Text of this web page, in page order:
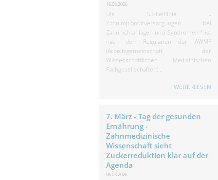
16.03.2026
Die S3-Leitlinie „
Zahnimplantatversorgungen bei
Zahnnichtanlagen und Syndromen “ ist
nach den Regularien der AWMF
(Arbeitsgemeinschaft der
Wissenschaftlichen Medizinischen
Fachgesellschaften)...
WEITERLESEN
7. März - Tag der gesunden
Ernährung -
Zahnmedizinische
Wissenschaft sieht
Zuckerreduktion klar auf der
Agenda
06.03.2026